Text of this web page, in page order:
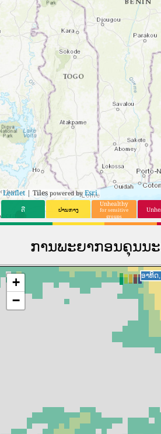
Leaflet| Tiles powered by Esri
ດີ ປານກາງ
Unhealthy
for sensitive
groups
ການພະຍາກອນຄຸນນ
ຈັນ, ສິ
ຈັນ, ສິ
+
−